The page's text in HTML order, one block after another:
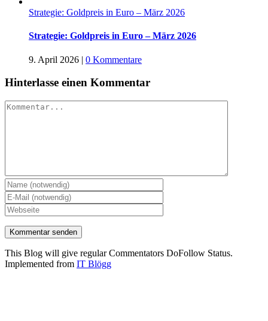
Strategie: Goldpreis in Euro – März 2026
Strategie: Goldpreis in Euro – März 2026
9. April 2026 | 0 Kommentare
Hinterlasse einen Kommentar
Kommentar
This Blog will give regular Commentators DoFollow Status.
Implemented from IT Blögg